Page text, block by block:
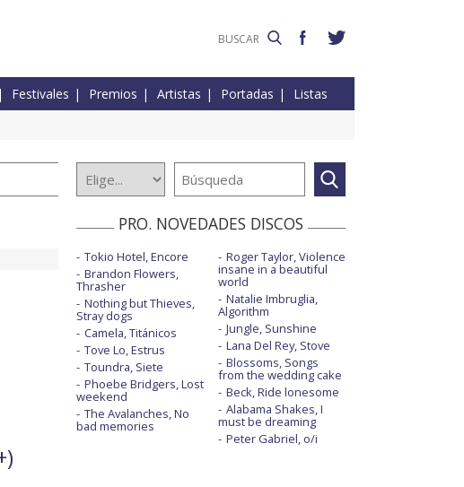
Festivales Premios Artistas Portadas Listas
)
PRO. NOVEDADES DISCOS
Tokio Hotel, Encore
Brandon Flowers,
Thrasher
Nothing but Thieves,
Stray dogs
Camela, Titánicos
Tove Lo, Estrus
Toundra, Siete
Phoebe Bridgers, Lost
weekend
The Avalanches, No
bad memories
Roger Taylor, Violence
insane in a beautiful
world
Natalie Imbruglia,
Algorithm
Jungle, Sunshine
Lana Del Rey, Stove
Blossoms, Songs
from the wedding cake
Beck, Ride lonesome
Alabama Shakes, I
must be dreaming
Peter Gabriel, o/i